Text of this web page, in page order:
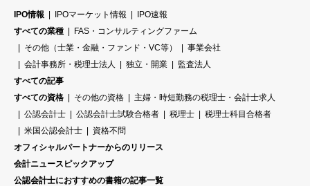
IPO情報 IPOマーケット情報
IPO速報
すべての業種
FAS・コンサルティングファーム
その他（士業・金融・ファンド・VC等）
事業会社
会計事務所・税理士法人
独立・開業
監査法人
すべての記事
すべての資格
その他の資格
主婦・時短勤務の税理士・会計士求人
公認会計士
公認会計士試験合格者 税理士
税理士科目合格者
米国公認会計士
資格不問
オフィシャルパートナーからのリリース
会計ニュースピックアップ
公認会計士におすすめの書籍の記事一覧